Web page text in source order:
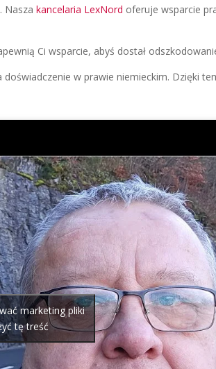
Naszakancelaria LexNord oferuje wsparcie
Ci wsparcie, abyś dostał
w prawie niemieckim. Dzięki
marketing pliki
tę treść